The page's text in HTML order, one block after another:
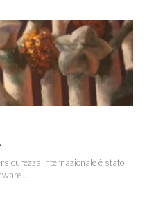
internazionale è stato